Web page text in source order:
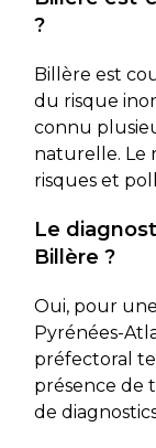
?
Billère est
du risque
connu
naturelle. Le
risques et
Le
Billère ?
Oui, pour
Pyrénées-
préfectoral
présence de
de